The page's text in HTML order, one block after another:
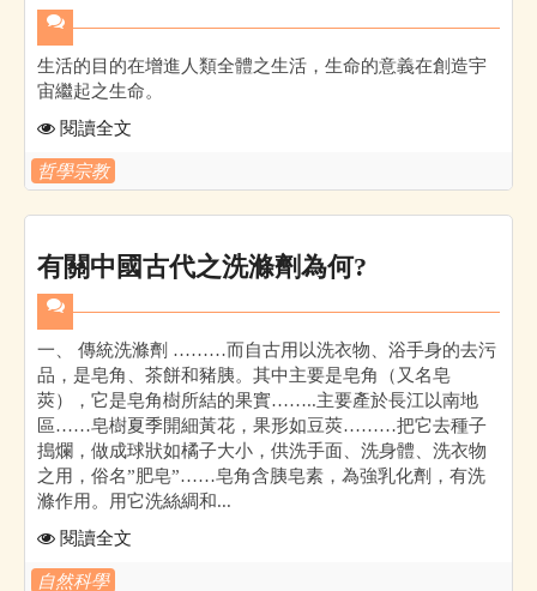
生活的目的在增進人類全體之生活，生命的意義在創造宇
宙繼起之生命。
閱讀全文
哲學宗教
有關中國古代之洗滌劑為何?
一、 傳統洗滌劑 ………而自古用以洗衣物、浴手身的去污
品，是皂角、茶餅和豬胰。其中主要是皂角（又名皂
莢），它是皂角樹所結的果實……..主要產於長江以南地
區……皂樹夏季開細黃花，果形如豆莢………把它去種子
搗爛，做成球狀如橘子大小，供洗手面、洗身體、洗衣物
之用，俗名”肥皂”……皂角含胰皂素，為強乳化劑，有洗
滌作用。用它洗絲綢和...
閱讀全文
自然科學